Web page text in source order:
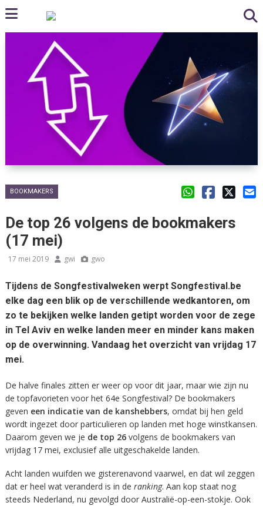
BOOKMAKERS
De top 26 volgens de bookmakers
(17 mei)
17 mei 2019 gwi gwo
Tijdens de Songfestivalweken werpt Songfestival.be
elke dag een blik op de verschillende wedkantoren, om
zo te bekijken welke landen getipt worden voor de zege
in Tel Aviv en welke landen meer en minder kans maken
op de overwinning. Vandaag het overzicht van vrijdag 17
mei.
De halve finales zitten er weer op voor dit jaar, maar wie zijn nu
de topfavorieten voor het 64e Songfestival? De bookmakers
geven een indicatie van de kanshebbers, omdat bij hen geld
wordt ingezet door particulieren op landen met hoge winstkansen.
Daarom geven we je de top 26volgens de bookmakers van
vrijdag 17 mei, exclusief alle uitgeschakelde landen.
Acht landen wuifden we gisterenavond vaarwel, en dat wil zeggen
dat er heel wat veranderd is in de ranking. Aan kop staat nog
steeds Nederland, nu gevolgd door Australië-op-een-stokje. Ook